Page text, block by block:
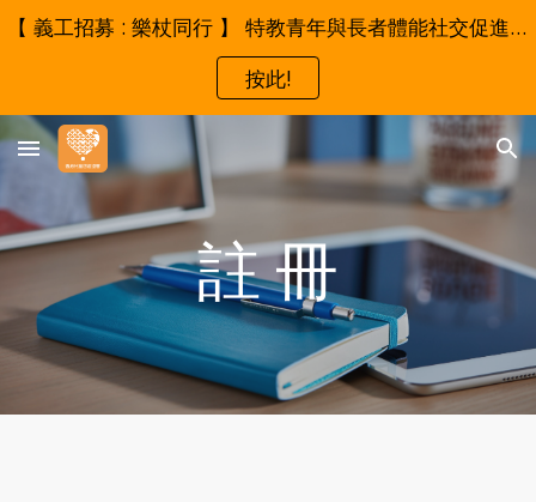
Skip to main content Skip to navigation
【 義工招募 : 樂杖同行 】 特教青年與長者體能社交促進試行計劃 - 誠邀成為我們的伙伴！
按此!
註 冊